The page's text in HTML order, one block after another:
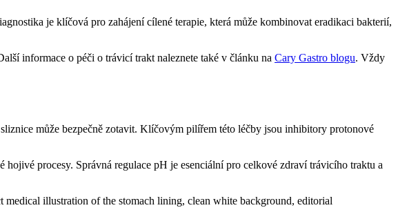
je klíčová pro zahájení cílené terapie, která může kombinovat eradikaci bakterií,
informace o péči o trávicí trakt naleznete také v článku na Cary Gastro blogu. Vždy
může bezpečně zotavit. Klíčovým pilířem této léčby jsou inhibitory protonové
procesy. Správná regulace pH je esenciální pro celkové zdraví trávicího traktu a